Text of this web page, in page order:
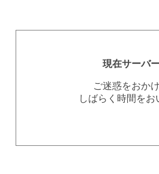
現在サーバ
ご迷惑をおか
しばらく時間を